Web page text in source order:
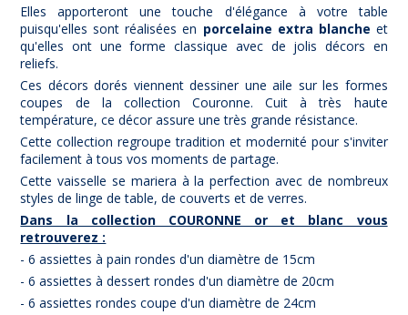
Elles apporteront une touche d'élégance à votre table
puisqu'elles sont réalisées en porcelaine extra blanche et
qu'elles ont une forme classique avec de jolis décors en
reliefs.
Ces décors dorés viennent dessiner une aile sur les formes
coupes de la collection Couronne. Cuit à très haute
température, ce décor assure une très grande résistance.
Cette collection regroupe tradition et modernité pour s'inviter
facilement à tous vos moments de partage.
Cette vaisselle se mariera à la perfection avec de nombreux
styles de linge de table, de couverts et de verres.
Dans la collection COURONNE or et blanc vous
retrouverez :
- 6 assiettes à pain rondes d'un diamètre de 15cm
- 6 assiettes à dessert rondes d'un diamètre de 20cm
- 6 assiettes rondes coupe d'un diamètre de 24cm